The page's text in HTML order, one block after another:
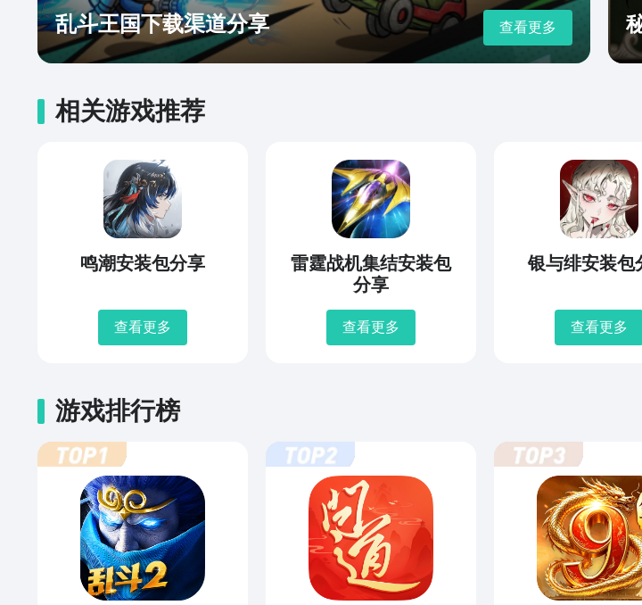
乱斗王国下载渠道分享 查看更多
相关游戏推荐
鸣潮安装包分享
查看更多
雷霆战机集结安装包
分享
查看更多
银与绯安装包
查看更多
游戏排行榜